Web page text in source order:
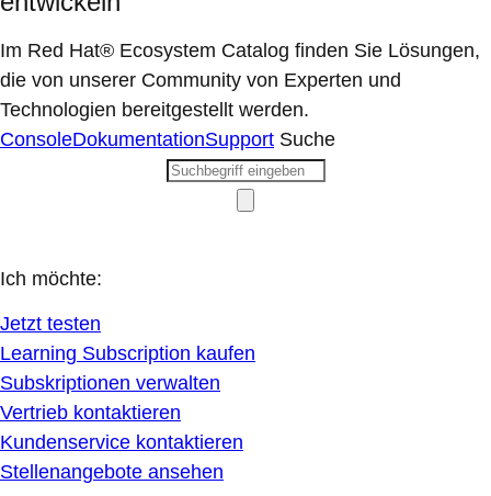
Im Red Hat® Ecosystem Catalog finden Sie Lösungen,
die von unserer Community von Experten und
Technologien bereitgestellt werden.
ConsoleDokumentationSupport Suche
Ich möchte:
Jetzt testen
Learning Subscription kaufen
Subskriptionen verwalten
Vertrieb kontaktieren
Kundenservice kontaktieren
Stellenangebote ansehen